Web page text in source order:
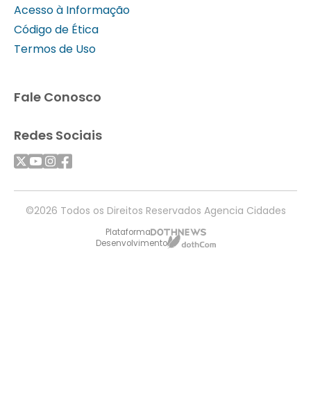
Acesso à Informação
Código de Ética
Termos de Uso
Fale Conosco
Redes Sociais
©2026 Todos os Direitos Reservados Agencia Cidades
Plataforma
Desenvolvimento